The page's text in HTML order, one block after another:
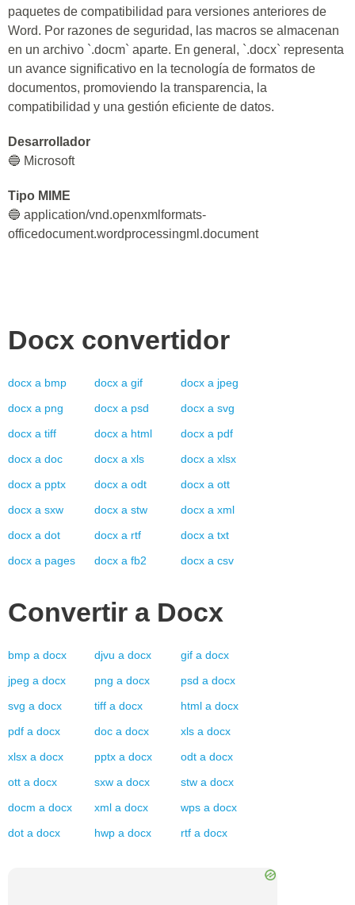
paquetes de compatibilidad para versiones anteriores de
Word. Por razones de seguridad, las macros se almacenan
en un archivo `.docm` aparte. En general, `.docx` representa
un avance significativo en la tecnología de formatos de
documentos, promoviendo la transparencia, la
compatibilidad y una gestión eficiente de datos.
Desarrollador
🔵 Microsoft
Tipo MIME
🔵 application/vnd.openxmlformats-
officedocument.wordprocessingml.document
Docx convertidor
docx a bmp docx a gif docx a jpeg
docx a png docx a psd docx a svg
docx a tiff docx a html docx a pdf
docx a doc docx a xls docx a xlsx
docx a pptx docx a odt docx a ott
docx a sxw docx a stw docx a xml
docx a dot docx a rtf docx a txt
docx a pages docx a fb2 docx a csv
Convertir a Docx
bmp a docx djvu a docx gif a docx
jpeg a docx png a docx psd a docx
svg a docx tiff a docx html a docx
pdf a docx doc a docx xls a docx
xlsx a docx pptx a docx odt a docx
ott a docx sxw a docx stw a docx
docm a docx xml a docx wps a docx
dot a docx hwp a docx rtf a docx